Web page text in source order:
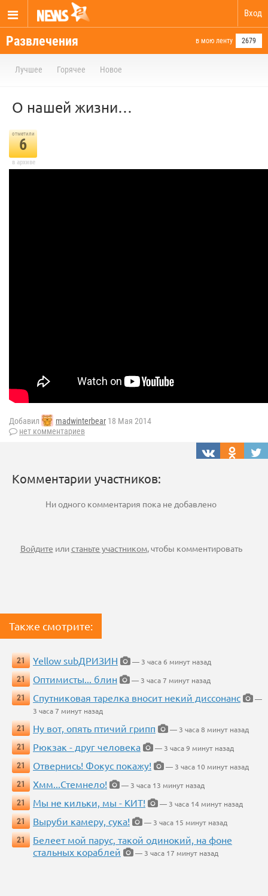
Вход
Развлечения в мою ленту 2679
Лучшее Горячее Новое
О нашей жизни…
отметили
6
в архиве
Добавил madwinterbear 18 Мая 2014
нет комментариев
Комментарии участников:
Ни одного комментария пока не добавлено
Войдите илистаньте участником, чтобы комментировать
Также смотрите:
21 Yellow subДРИЗИН
— 3 часа 6 минут назад
21
Оптимисты... блин
— 3 часа 7 минут назад
21
Спутниковая тарелка вносит некий диссонанс
—
3 часа 7 минут назад
21
Ну вот, опять птичий грипп
— 3 часа 8 минут назад
21
Рюкзак - друг человека
— 3 часа 9 минут назад
21
Отвернись! Фокус покажу!
— 3 часа 10 минут назад
21
Хмм...Стемнело!
— 3 часа 13 минут назад
21
Мы не кильки, мы - КИТ!
— 3 часа 14 минут назад
21
Выруби камеру, сука!
— 3 часа 15 минут назад
21
Белеет мой парус, такой одинокий, на фоне
стальных кораблей
— 3 часа 17 минут назад